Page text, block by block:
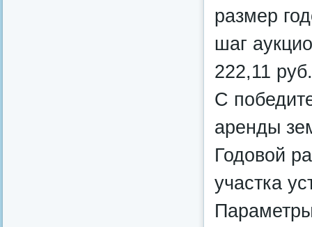
размер
шаг
222,11 руб.
С
аренды
Годовой
участка